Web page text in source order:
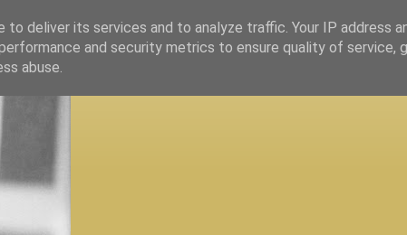
to deliver its services and to analyze traffic. Your IP address
and security metrics to ensure quality of service,
abuse.